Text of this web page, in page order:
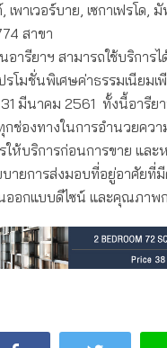
พาเวอร์บาย, เซกาเฟรโด,
สาขา
ารียาฯ สามารถใช้บริการ
รโมชั่นพิเศษค่าธรรมเนียมเ
มีนาคม 2561 ทั้งนี้อารีย
กช่องทางในการอำนวยคว
ให้บริการก่อนการขาย และ
บายการส่งมอบที่อยู่อาศัยที่
ออกแบบดีไซน์ และคุณภาพ